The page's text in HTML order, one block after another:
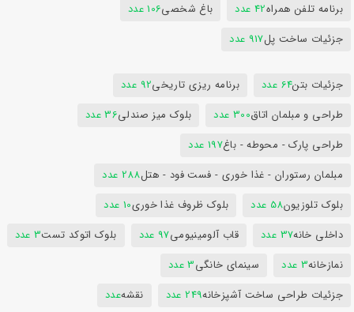
برنامه تلفن همراه42 عدد باغ شخصی106 عدد
جزئیات ساخت پل917 عدد
جزئیات بتن64 عدد برنامه ریزی تاریخی92 عدد
طراحی و مبلمان اتاق300 عدد بلوک میز صندلی36 عدد
طراحی پارک - محوطه - باغ197 عدد
مبلمان رستوران - غذا خوری - فست فود - هتل288 عدد
بلوک تلوزیون58 عدد بلوک ظروف غذا خوری10 عدد
داخلی خانه37 عدد قاب آلومینیومی97 عدد بلوک اتوکد تست3 عدد
نمازخانه3 عدد سینمای خانگی3 عدد
جزئیات طراحی ساخت آشپزخانه249 عدد نقشهعدد